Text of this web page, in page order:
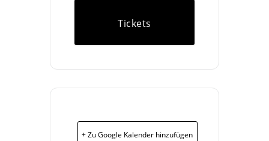
Tickets
+ Zu Google Kalender hinzufügen